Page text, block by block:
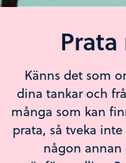
Känns det som
dina tankar och
många som kan
prata, så tveka
någon